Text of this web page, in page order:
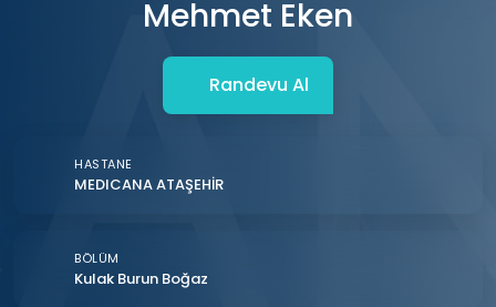
Mehmet Eken
Randevu Al
HASTANE
MEDICANA ATAŞEHİR
BÖLÜM
Kulak Burun Boğaz